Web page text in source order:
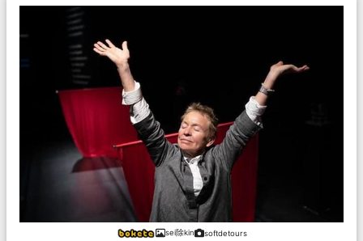
sei除kin softdetours